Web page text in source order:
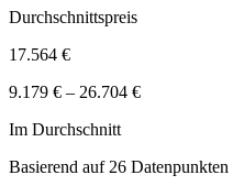
Durchschnittspreis
17.564 €
9.179 € – 26.704 €
Im Durchschnitt
Basierend auf 26 Datenpunkten